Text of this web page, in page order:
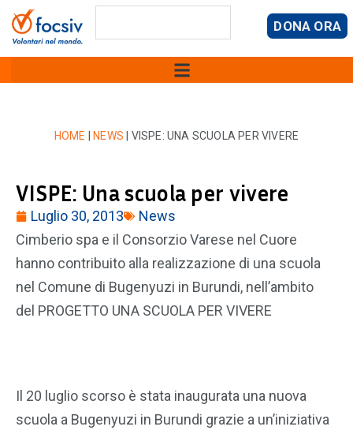
DONA ORA
HOME NEWS VISPE: UNA SCUOLA PER VIVERE
VISPE: Una scuola per vivere
Luglio 30, 2013
News
Cimberio spa e il Consorzio Varese nel Cuore
hanno contribuito alla realizzazione di una scuola
nel Comune di Bugenyuzi in Burundi, nell’ambito
del PROGETTO UNA SCUOLA PER VIVERE
Il 20 luglio scorso è stata inaugurata una nuova
scuola a Bugenyuzi in Burundi grazie a un’iniziativa